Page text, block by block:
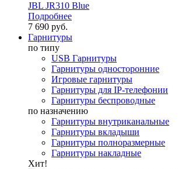
JBL JR310 Blue
Подробнее
7 690 руб.
Гарнитуры
по типу
USB Гарнитуры
Гарнитуры односторонние
Игровые гарнитуры
Гарнитуры для IP-телефонии
Гарнитуры беспроводные
по назначению
Гарнитуры внутриканальные
Гарнитуры вкладыши
Гарнитуры полноразмерные
Гарнитуры накладные
Хит!